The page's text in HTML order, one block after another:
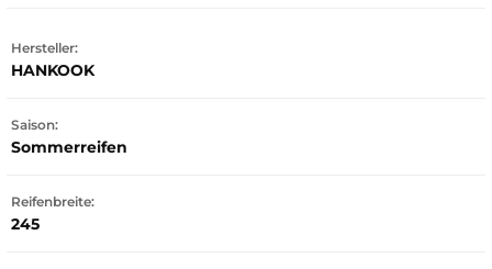
Hersteller:
HANKOOK
Saison:
Sommerreifen
Reifenbreite:
245